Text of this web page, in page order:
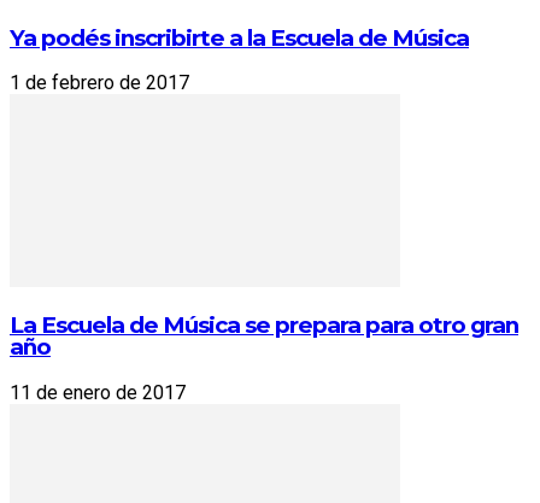
Ya podés inscribirte a la Escuela de Música
1 de febrero de 2017
La Escuela de Música se prepara para otro gran
año
11 de enero de 2017